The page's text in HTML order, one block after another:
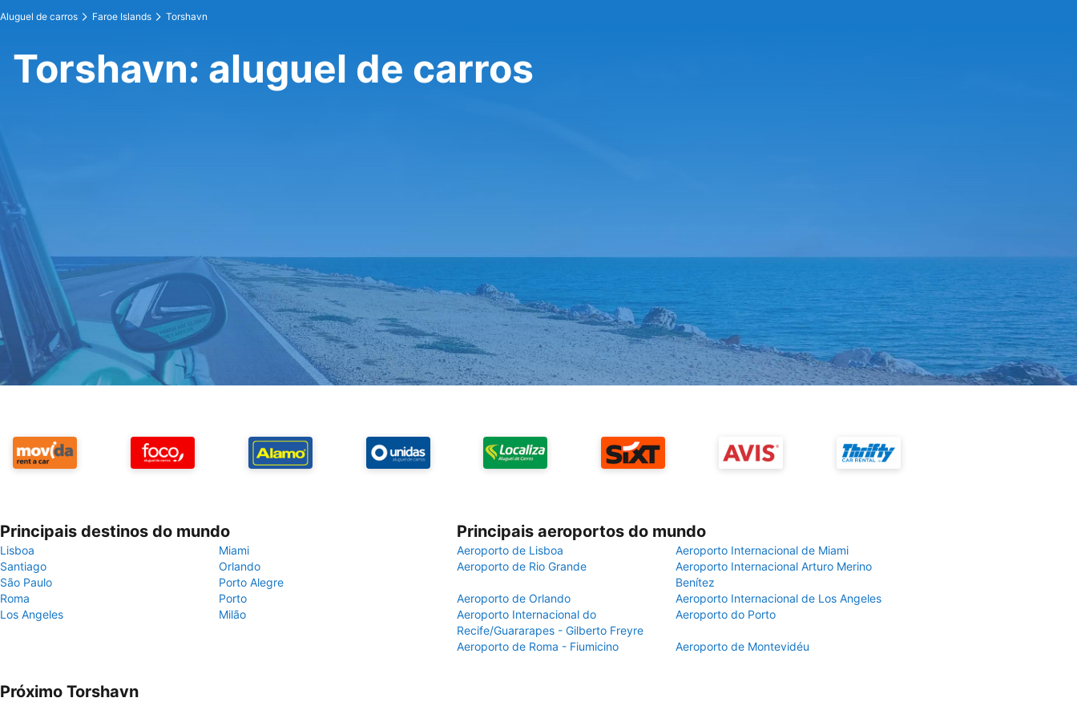
Aluguel de carros Faroe Islands Torshavn
Torshavn: aluguel de carros
Principais destinos do mundo
Lisboa
Miami
Santiago
Orlando
São Paulo
Porto Alegre
Roma
Porto
Los Angeles
Milão
Principais aeroportos do mundo
Aeroporto de Lisboa
Aeroporto Internacional de Miami
Aeroporto de Rio Grande
Aeroporto Internacional Arturo Merino
Benítez
Aeroporto de Orlando
Aeroporto Internacional de Los Angeles
Aeroporto Internacional do
Recife/Guararapes - Gilberto Freyre
Aeroporto do Porto
Aeroporto de Roma - Fiumicino Aeroporto de Montevidéu
Próximo Torshavn